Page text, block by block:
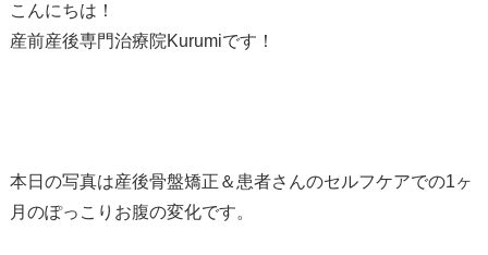
こんにちは！
産前産後専門治療院Kurumiです！
本日の写真は産後骨盤矯正＆患者さんのセルフケアでの1ヶ
月のぽっこりお腹の変化です。